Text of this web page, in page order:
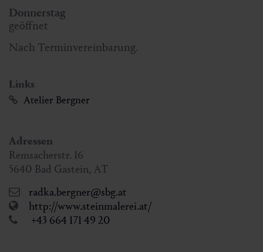
Donnerstag
geöffnet
Nach Terminvereinbarung.
Links
Atelier Bergner
Adressen
Remsacherstr. 16
5640 Bad Gastein, AT
radka.bergner@sbg.at
http://www.steinmalerei.at/
+43 664 171 49 20